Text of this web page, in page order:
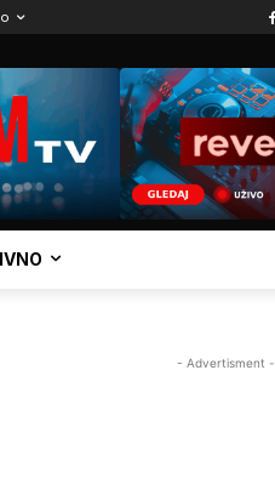
- Advertisment -